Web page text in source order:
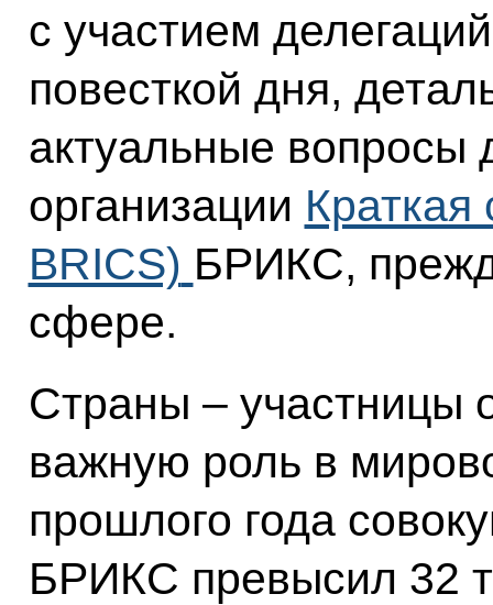
с участием
повесткой дня,
актуальные вопросы
организации Краткая
BRICS) БРИКС,
сфере.
Страны – участницы
важную роль в
прошлого года
БРИКС превысил 32